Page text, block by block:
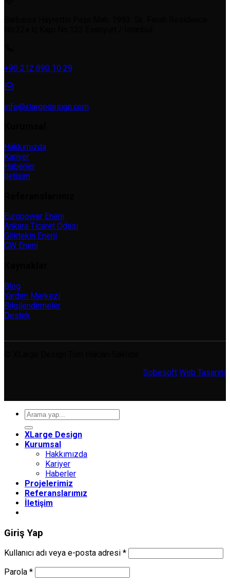
+90 212 890 10 29
info@xlargedesign.com
Hakkımızda
Kariyer
Haberler
İletişim
Europower Enerji
Ankara Ticaret Odası
Göktekin Enerji
CW Enerji
Blog
Yardım Merkezi
Bilgilendirmeler
Destek
Sobesoft Web Tasarım
Ara:
XLarge Design
Kurumsal
Hakkımızda
Kariyer
Haberler
Projelerimiz
Referanslarımız
İletişim
Giriş Yap
Kullanıcı adı veya e-posta adresi *Gerekli
Parola *Gerekli